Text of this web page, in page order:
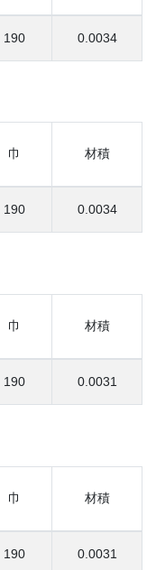
190 0.0034
巾 材積
190 0.0034
巾 材積
190 0.0031
巾 材積
190 0.0031